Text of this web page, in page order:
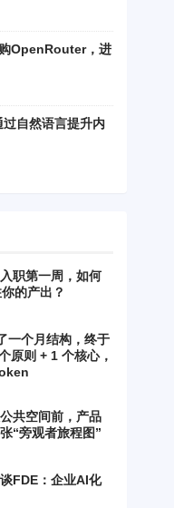
OpenRouter，进
自然语言提升内
职第一周，如何
的产出？
一个月结构，终于
原则 + 1 个核心，
共空间前，产品
“旁观者旅程图”
FDE：企业AI化